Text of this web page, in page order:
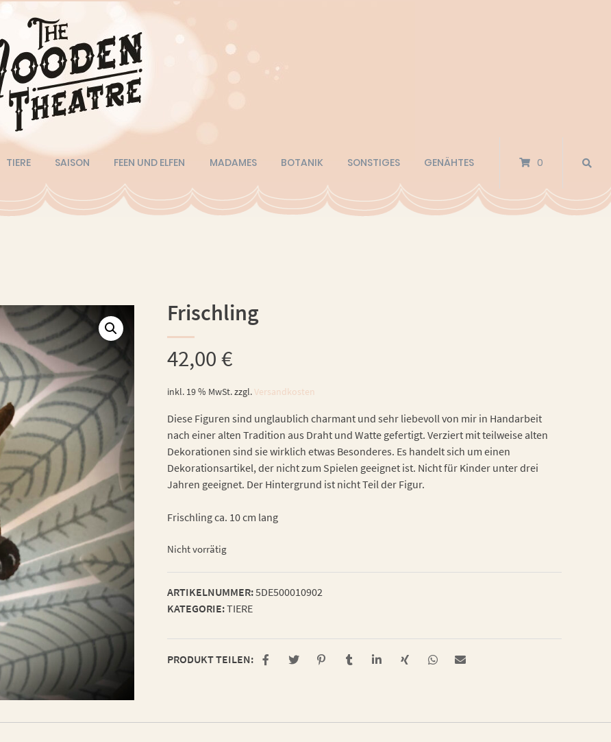
TIERE SAISON FEEN UND ELFEN MADAMES BOTANIK SONSTIGES GENÄHTES 0
Frischling
42,00€
inkl. 19 % MwSt.zzgl.Versandkosten
Diese Figuren sind unglaublich charmant und sehr liebevoll von mir in Handarbeit
nach einer alten Tradition aus Draht und Watte gefertigt. Verziert mit teilweise alten
Dekorationen sind sie wirklich etwas Besonderes. Es handelt sich um einen
Dekorationsartikel, der nicht zum Spielen geeignet ist. Nicht für Kinder unter drei
Jahren geeignet. Der Hintergrund ist nicht Teil der Figur.
Frischling ca. 10 cm lang
Nicht vorrätig
ARTIKELNUMMER:5DE500010902
KATEGORIE:TIERE
PRODUKT TEILEN: